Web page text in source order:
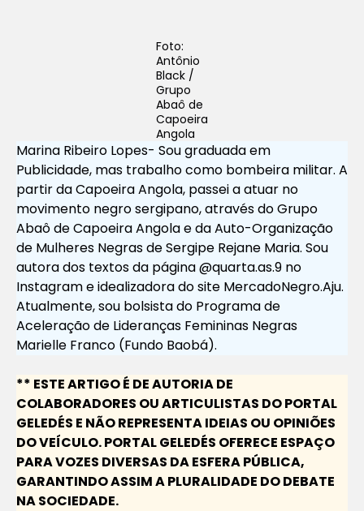
Foto:
Antônio
Black /
Grupo
Abaô de
Capoeira
Angola
Marina Ribeiro Lopes- Sou graduada em
Publicidade, mas trabalho como bombeira militar. A
partir da Capoeira Angola, passei a atuar no
movimento negro sergipano, através do Grupo
Abaô de Capoeira Angola e da Auto-Organização
de Mulheres Negras de Sergipe Rejane Maria. Sou
autora dos textos da página @quarta.as.9 no
Instagram e idealizadora do site MercadoNegro.Aju.
Atualmente, sou bolsista do Programa de
Aceleração de Lideranças Femininas Negras
Marielle Franco (Fundo Baobá).
** ESTE ARTIGO É DE AUTORIA DE
COLABORADORES OU ARTICULISTAS DO PORTAL
GELEDÉS E NÃO REPRESENTA IDEIAS OU OPINIÕES
DO VEÍCULO. PORTAL GELEDÉS OFERECE ESPAÇO
PARA VOZES DIVERSAS DA ESFERA PÚBLICA,
GARANTINDO ASSIM A PLURALIDADE DO DEBATE
NA SOCIEDADE.